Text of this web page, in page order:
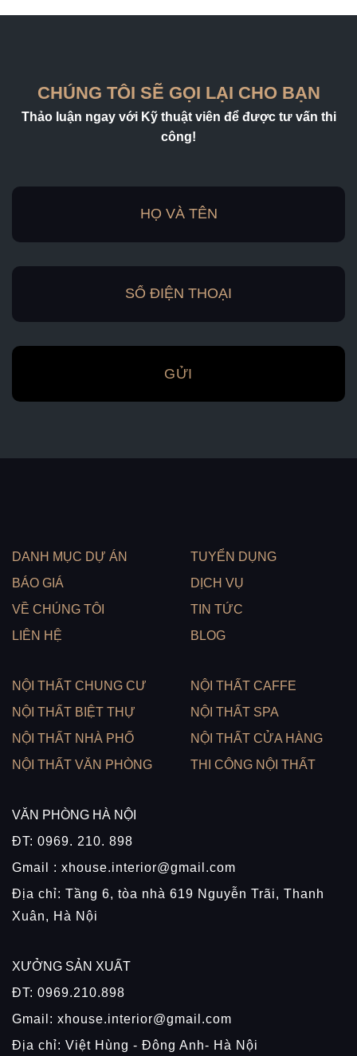
CHÚNG TÔI SẼ GỌI LẠI CHO BẠN
Thảo luận ngay với Kỹ thuật viên để được tư vấn thi
công!
DANH MỤC DỰ ÁN
BÁO GIÁ
VỀ CHÚNG TÔI
LIÊN HỆ
TUYỂN DỤNG
DỊCH VỤ
TIN TỨC
BLOG
NỘI THẤT CHUNG CƯ
NỘI THẤT BIỆT THỰ
NỘI THẤT NHÀ PHỐ
NỘI THẤT VĂN PHÒNG
NỘI THẤT CAFFE
NỘI THẤT SPA
NỘI THẤT CỬA HÀNG
THI CÔNG NỘI THẤT
VĂN PHÒNG HÀ NỘI
ĐT: 0969. 210. 898
Gmail : xhouse.interior@gmail.com
Địa chỉ: Tầng 6, tòa nhà 619 Nguyễn Trãi, Thanh
Xuân, Hà Nội
XƯỞNG SẢN XUẤT
ĐT: 0969.210.898
Gmail: xhouse.interior@gmail.com
Địa chỉ: Việt Hùng - Đông Anh- Hà Nội